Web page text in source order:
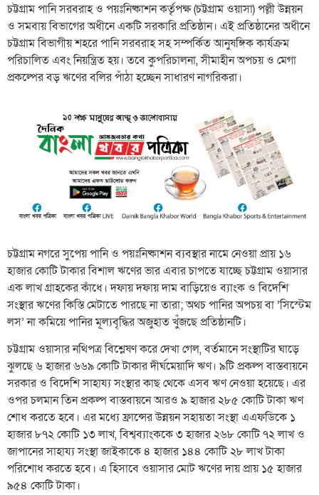
চট্টগ্রাম পানি সরবরাহ ও পয়ঃনিষ্কাশন কর্তৃপক্ষ (চট্টগ্রাম ওয়াসা) পল্লী উন্নয়ন
ও সমবায় বিভাগের অধীনে একটি সরকারি প্রতিষ্ঠান। এই প্রতিষ্ঠানের অধীনে
চট্টগ্রাম বিভাগীয় শহরে পানি সরবরাহ সহ সম্পর্কিত আনুষঙ্গিক কার্যক্রম
পরিচালিত এবং নিয়ন্ত্রিত হয়। তবে কুপরিচালনা, সীমাহীন অপচয় ও মেগা
প্রকল্পের বড় ঋণের বলির পাঁঠা হচ্ছেন সাধারণ নাগরিকরা।
চট্টগ্রাম নগরে সুপেয় পানি ও পয়ঃনিষ্কাশন ব্যবস্থার নামে নেওয়া প্রায় ১৬
হাজার কোটি টাকার বিশাল ঋণের ভার এবার চাপতে যাচ্ছে চট্টগ্রাম ওয়াসার
এক লাখ গ্রাহকের কাঁধে। দফায় দফায় দাম বাড়িয়েও ব্যাংক ও বিদেশি
সংস্থার ঋণের কিস্তি মেটাতে পারছে না তারা; অথচ পানির অপচয় বা ‘সিস্টেম
লস’ না কমিয়ে পানির মূল্যবৃদ্ধির অজুহাত খুঁজছে প্রতিষ্ঠানটি।
চট্টগ্রাম ওয়াসার নথিপত্র বিশ্লেষণ করে দেখা গেল, বর্তমানে সংস্থাটির ঘাড়ে
ঝুলছে ৬ হাজার ৬৬৯ কোটি টাকার দীর্ঘমেয়াদি ঋণ। ৯টি প্রকল্প বাস্তবায়নে
সরকার ও বিদেশি সাহায্য সংস্থার কাছ থেকে এসব ঋণ নেওয়া হয়েছে। এর
ওপর চলমান তিন প্রকল্প বাস্তবায়নে আরও ৯ হাজার ২৮৫ কোটি টাকা ঋণ
শোধ করতে হবে। এর মধ্যে ফ্রান্সের উন্নয়ন সহায়তা সংস্থা এএফডিকে ১
হাজার ৮৭২ কোটি ১৩ লাখ, বিশ্বব্যাংককে ৩ হাজার ২৬৮ কোটি ৭২ লাখ ও
জাপানের সাহায্য সংস্থা জাইকাকে ৪ হাজার ১৪৪ কোটি ২৮ লাখ টাকা
পরিশোধ করতে হবে। এ হিসাবে ওয়াসার মোট ঋণের দায় প্রায় ১৫ হাজার
৯৫৪ কোটি টাকা।